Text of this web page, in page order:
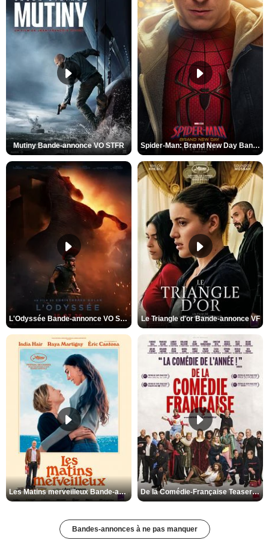
Mutiny Bande-annonce VO STFR Spider-Man: Brand New Day Bande-annonce VO STFR
L'Odyssée Bande-annonce VO STFR Le Triangle d'or Bande-annonce VF
Les Matins merveilleux Bande-annonce VF De la Comédie-Française Teaser VF
Bandes-annonces à ne pas manquer